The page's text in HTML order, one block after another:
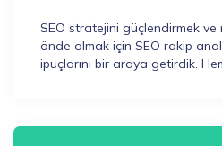
SEO stratejini güçlendirmek ve
önde olmak için SEO rakip
ipuçlarını bir araya getirdik.